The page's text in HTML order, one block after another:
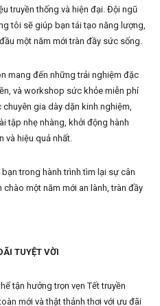
truyền thống và hiện đại. Đội ngũ
tôi sẽ giúp bạn tái tạo năng lượng,
một năm mới tràn đầy sức sống.
mang đến những trải nghiệm đặc
và workshop sức khỏe miễn phí
gia dày dặn kinh nghiệm,
tập nhẹ nhàng, khởi động hành
và hiệu quả nhất.
trong hành trình tìm lại sự cân
một năm mới an lành, tràn đầy
TUYỆT VỜI
tận hưởng trọn vẹn Tết truyền
mới và thật thảnh thơi với ưu đãi